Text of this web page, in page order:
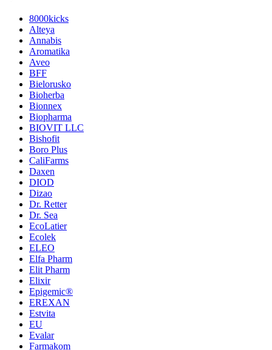
8000kicks
Alteya
Annabis
Aromatika
Aveo
BFF
Bielorusko
Bioherba
Bionnex
Biopharma
BIOVIT LLC
Bishofit
Boro Plus
CaliFarms
Daxen
DIOD
Dizao
Dr. Retter
Dr. Sea
EcoLatier
Ecolek
ELEO
Elfa Pharm
Elit Pharm
Elixir
Epigemic®
EREXAN
Estvita
EU
Evalar
Farmakom